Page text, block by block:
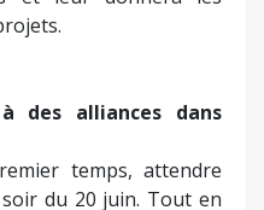
des alliances dans
temps, attendre
du 20 juin. Tout en